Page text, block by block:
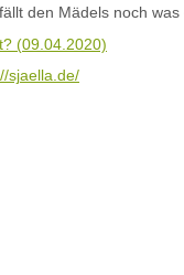
den Mädels noch was
(09.04.2020)
sjaella.de/